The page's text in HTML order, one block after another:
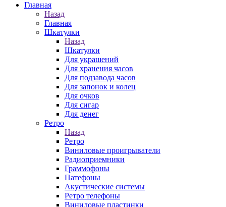
Главная
Назад
Главная
Шкатулки
Назад
Шкатулки
Для украшений
Для хранения часов
Для подзавода часов
Для запонок и колец
Для очков
Для сигар
Для денег
Ретро
Назад
Ретро
Виниловые проигрыватели
Радиоприемники
Граммофоны
Патефоны
Акустические системы
Ретро телефоны
Виниловые пластинки